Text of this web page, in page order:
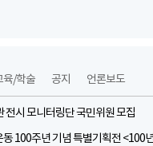
전시 모니터링단 국민위원 모집
육/학술 공지 언론보도